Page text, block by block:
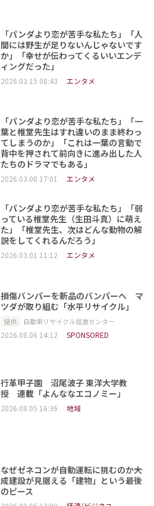
「パンダより恋が苦手な私たち」「人
間には野生が足りないんじゃないです
か」「幸せが伝わってくるいいエンデ
ィングだった」
2026.03.15 08:43 エンタメ
「パンダより恋が苦手な私たち」「一
葉と椎堂先生はすれ違いのまま終わっ
てしまうのか」「これは一葉の言動で
背中を押されて前向きに進み出した人
たちのドラマでもある」
2026.03.08 17:01 エンタメ
「パンダより恋が苦手な私たち」「弱
っている椎堂先生（生田斗真）に萌え
た」「椎堂先生、次はどんな動物の解
説をしてくれるんだろう」
2026.03.01 11:12 エンタメ
損傷バンパーを新品のバンパーへ マ
ツダが取り組む「水平リサイクル」
提供 自動車リサイクル促進センター
2026.08.06 14:12 SPONSORED
行革甲子園 沼尾波子 東洋大学教
授 連載「よんななエコノミー」
2026.08.05 16:36 地域
なぜゼネコンが自動運転に挑むのか――大
成建設が見据える「建物」という最後
のピース